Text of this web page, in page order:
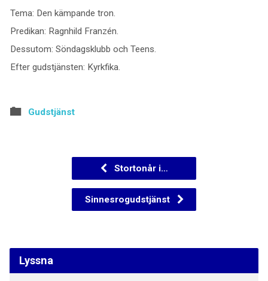
Tema: Den kämpande tron.
Predikan: Ragnhild Franzén.
Dessutom: Söndagsklubb och Teens.
Efter gudstjänsten: Kyrkfika.
Gudstjänst
Stortonår i…
Sinnesrogudstjänst
Lyssna